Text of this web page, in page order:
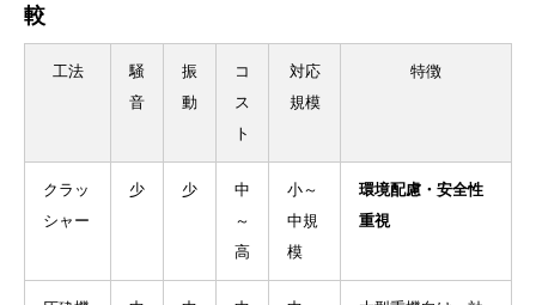
較
工法
騒
音
振
動
コ
ス
ト
対応
規模
特徴
クラッ
シャー
少 少
中
～
高
小～
中規
模
環境配慮・安全性
重視